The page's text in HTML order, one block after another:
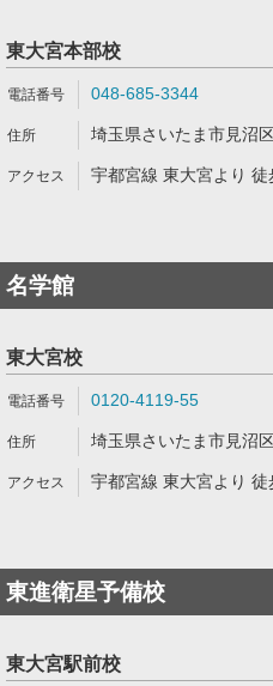
東大宮本部校
048-685-3344
埼玉県さいたま市見沼
宇都宮線 東大宮より 徒
名学館
東大宮校
0120-4119-55
埼玉県さいたま市見沼
宇都宮線 東大宮より
東進衛星予備校
東大宮駅前校